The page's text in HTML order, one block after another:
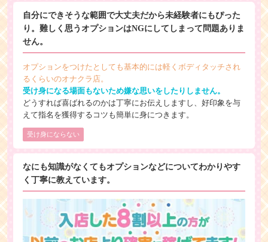
自分にできそうな範囲で大丈夫だから未経験者にもぴった
り。難しく思うオプションはNGにしてしまって問題ありま
せん。
オプションをつけたとしても基本的には軽くボディタッチされ
るくらいのオナクラ店。
受け身になる場面もないため嫌な思いをしたりしません。
どうすれば喜ばれるのかは丁寧にお伝えしますし、好印象を与
えて指名を獲得するコツも簡単に身につきます。
受け身にならない
なにも知識がなくてもオプションなどについてわかりやす
く丁寧に教えています。